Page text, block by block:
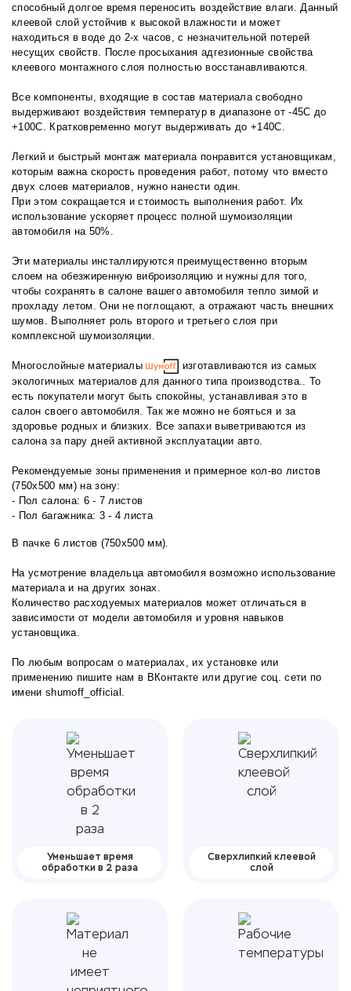
способный долгое время переносить воздействие влаги. Данный
клеевой слой устойчив к высокой влажности и может
находиться в воде до 2-х часов, с незначительной потерей
несущих свойств. После просыхания адгезионные свойства
клеевого монтажного слоя полностью восстанавливаются.
Все компоненты, входящие в состав материала свободно
выдерживают воздействия температур в диапазоне от -45С до
+100С. Кратковременно могут выдерживать до +140С.
Легкий и быстрый монтаж материала понравится установщикам,
которым важна скорость проведения работ, потому что вместо
двух слоев материалов, нужно нанести один.
При этом сокращается и стоимость выполнения работ. Их
использование ускоряет процесс полной шумоизоляции
автомобиля на 50%.
Эти материалы инсталлируются преимущественно вторым
слоем на обезжиренную виброизоляцию и нужны для того,
чтобы сохранять в салоне вашего автомобиля тепло зимой и
прохладу летом. Они не поглощают, а отражают часть внешних
шумов. Выполняет роль второго и третьего слоя при
комплексной шумоизоляции.
Многослойные материалы
изготавливаются из самых
экологичных материалов для данного типа производства.. То
есть покупатели могут быть спокойны, устанавливая это в
салон своего автомобиля. Так же можно не бояться и за
здоровье родных и близких. Все запахи выветриваются из
салона за пару дней активной эксплуатации авто.
Рекомендуемые зоны применения и примерное кол-во листов
(750х500 мм) на зону:
- Пол салона: 6 - 7 листов
- Пол багажника: 3 - 4 листа
В пачке 6 листов (750х500 мм).
На усмотрение владельца автомобиля возможно использование
материала и на других зонах.
Количество расходуемых материалов может отличаться в
зависимости от модели автомобиля и уровня навыков
установщика.
По любым вопросам о материалах, их установке или
применению пишите нам в ВКонтакте или другие соц. сети по
имени shumoff_official.
Уменьшает время
обработки в 2 раза
Сверхлипкий клеевой
слой